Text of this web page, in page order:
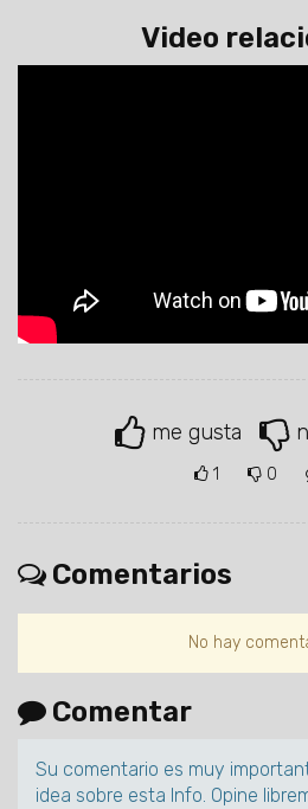
Video
me gusta
1 0
Comentarios
No hay
Comentar
Su comentario es muy
idea sobre esta Info. Opine